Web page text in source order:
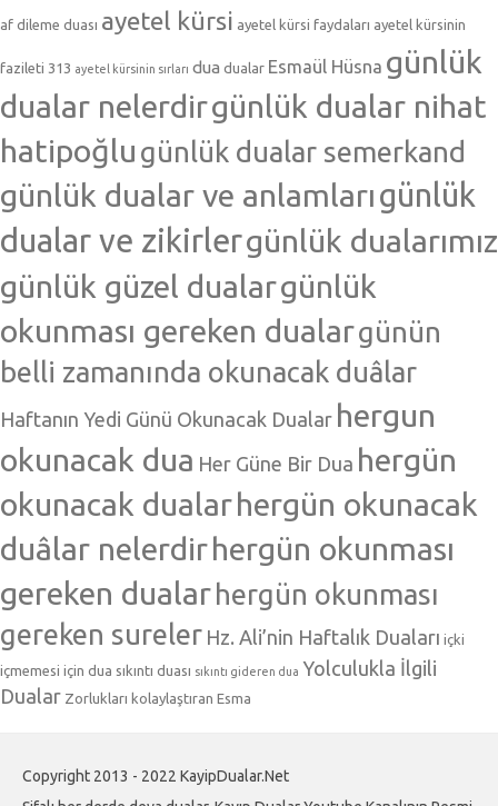
af dileme duası ayetel kürsi ayetel kürsi faydaları ayetel kürsinin
fazileti 313 ayetel kürsinin sırları dua dualar Esmaül Hüsna günlük
dualar nelerdirgünlük dualar nihat
hatipoğlu günlük dualar semerkand
günlük dualar ve anlamlarıgünlük
dualar ve zikirlergünlük dualarımız
günlük güzel dualargünlük
okunması gereken dualargünün
belli zamanında okunacak duâlar
Haftanın Yedi Günü Okunacak Dualar hergun
okunacak dua Her Güne Bir Dua hergün
okunacak dualarhergün okunacak
duâlar nelerdirhergün okunması
gereken dualar hergün okunması
gereken sureler Hz. Ali’nin Haftalık Duaları içki
içmemesi için dua sıkıntı duası sıkıntı gideren dua Yolculukla İlgili
Dualar Zorlukları kolaylaştıran Esma
Copyright 2013 - 2022 KayipDualar.Net